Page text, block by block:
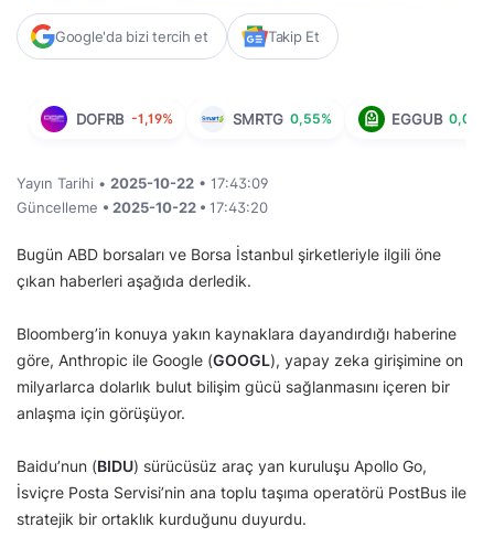
Google'da bizi tercih et Takip Et
DOFRB -1,19% SMRTG 0,55% EGGUB 0,05%
Yayın Tarihi • 2025-10-22 • 17:43:09
Güncelleme • 2025-10-22 • 17:43:20
Bugün ABD borsaları ve Borsa İstanbul şirketleriyle ilgili öne
çıkan haberleri aşağıda derledik.
Bloomberg’in konuya yakın kaynaklara dayandırdığı haberine
göre, Anthropic ile Google (GOOGL), yapay zeka girişimine on
milyarlarca dolarlık bulut bilişim gücü sağlanmasını içeren bir
anlaşma için görüşüyor.
Baidu’nun (BIDU) sürücüsüz araç yan kuruluşu Apollo Go,
İsviçre Posta Servisi’nin ana toplu taşıma operatörü PostBus ile
stratejik bir ortaklık kurduğunu duyurdu.